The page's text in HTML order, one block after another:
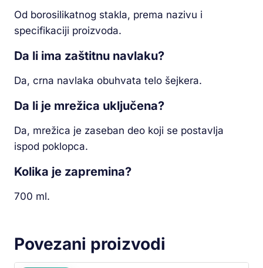
Od borosilikatnog stakla, prema nazivu i
specifikaciji proizvoda.
Da li ima zaštitnu navlaku?
Da, crna navlaka obuhvata telo šejkera.
Da li je mrežica uključena?
Da, mrežica je zaseban deo koji se postavlja
ispod poklopca.
Kolika je zapremina?
700 ml.
Povezani proizvodi